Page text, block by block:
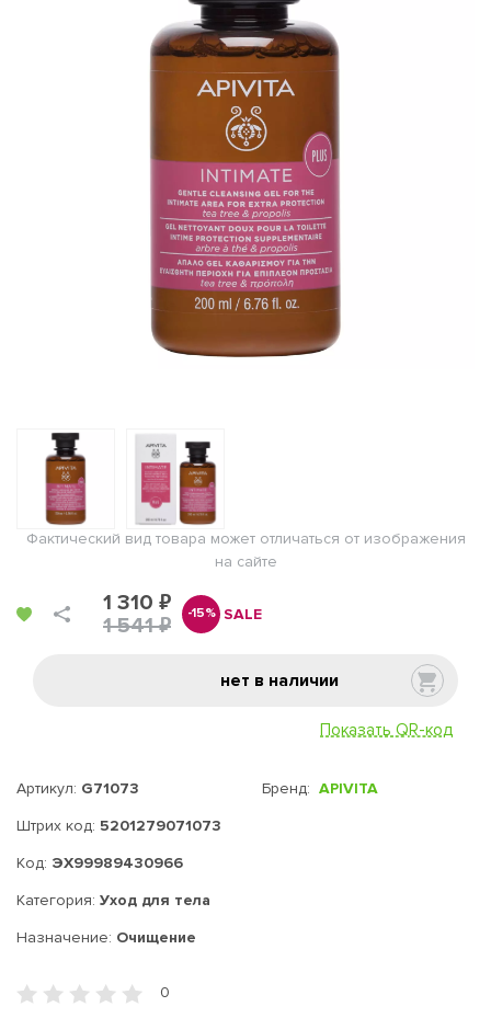
Фактический вид товара может отличаться от изображения
на сайте
1 310 ₽
1 541 ₽
-15% SALE
нет в наличии
Показать QR-код
Артикул: G71073
Штрих код: 5201279071073
Код: ЭХ99989430966
Бренд: APIVITA
Категория: Уход для тела
Назначение: Очищение
0